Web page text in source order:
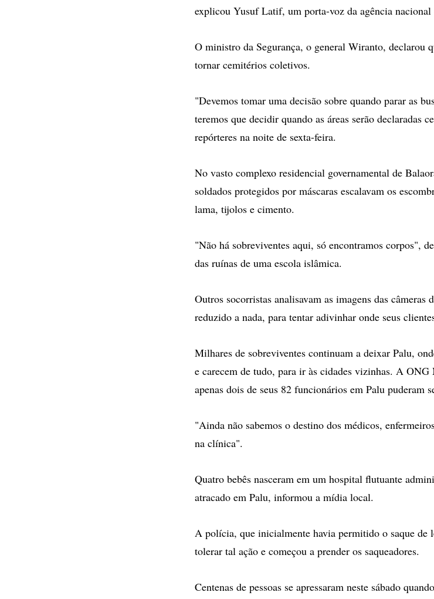
explicou Yusuf Latif, um porta-voz da agência nacional
O ministro da Segurança, o general Wiranto, declarou
tornar cemitérios coletivos.
"Devemos tomar uma decisão sobre quando parar as
teremos que decidir quando as áreas serão declaradas
repórteres na noite de sexta-feira.
No vasto complexo residencial governamental de
soldados protegidos por máscaras escalavam os
lama, tijolos e cimento.
"Não há sobreviventes aqui, só encontramos corpos",
das ruínas de uma escola islâmica.
Outros socorristas analisavam as imagens das câmeras
reduzido a nada, para tentar adivinhar onde seus
Milhares de sobreviventes continuam a deixar Palu,
e carecem de tudo, para ir às cidades vizinhas. A
apenas dois de seus 82 funcionários em Palu puderam
"Ainda não sabemos o destino dos médicos,
na clínica".
Quatro bebês nasceram em um hospital flutuante
atracado em Palu, informou a mídia local.
A polícia, que inicialmente havia permitido o saque de
tolerar tal ação e começou a prender os saqueadores.
Centenas de pessoas se apressaram neste sábado